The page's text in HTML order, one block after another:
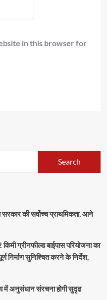
in this browser for
Search
की सर्वोच्च प्राथमिकता, आने
ग्रीनफील्ड बाईपास परियोजना का
निर्माण सुनिश्चित करने के निर्देश,
में अनुसंधान संरचना होगी सुदृढ